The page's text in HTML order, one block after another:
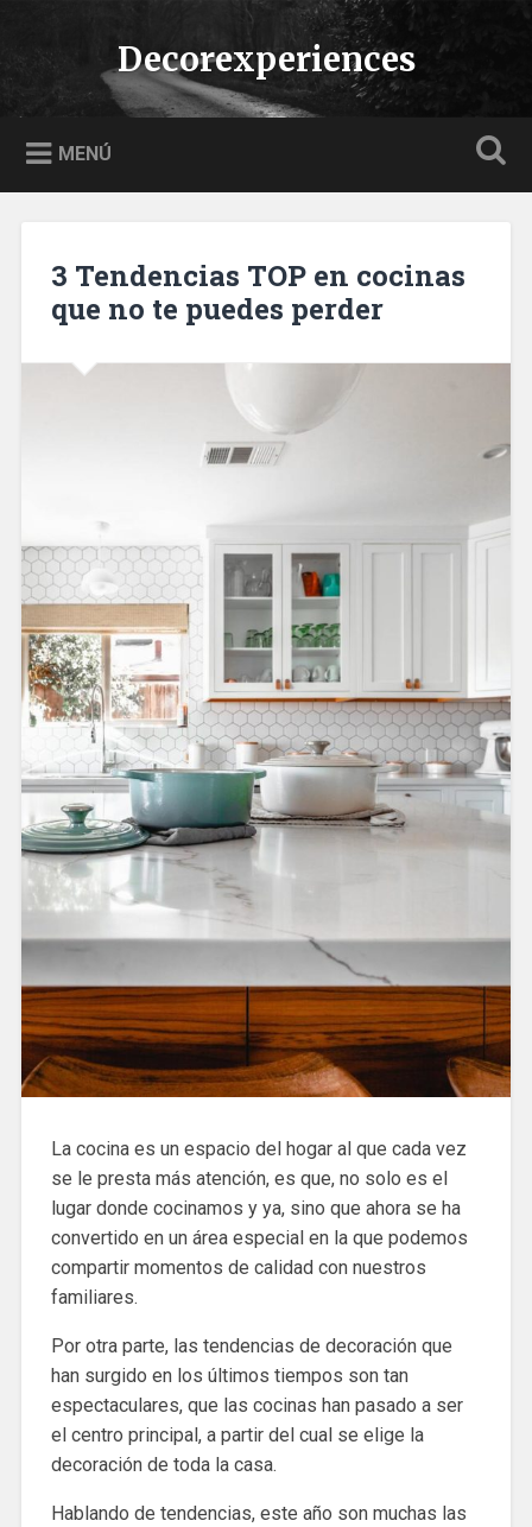
contenido
Buscar Decorexperiences
MENÚ
3 Tendencias TOP en cocinas
que no te puedes perder
La cocina es un espacio del hogar al que cada vez
se le presta más atención, es que, no solo es el
lugar donde cocinamos y ya, sino que ahora se ha
convertido en un área especial en la que podemos
compartir momentos de calidad con nuestros
familiares.
Por otra parte, las tendencias de decoración que
han surgido en los últimos tiempos son tan
espectaculares, que las cocinas han pasado a ser
el centro principal, a partir del cual se elige la
decoración de toda la casa.
Hablando de tendencias, este año son muchas las